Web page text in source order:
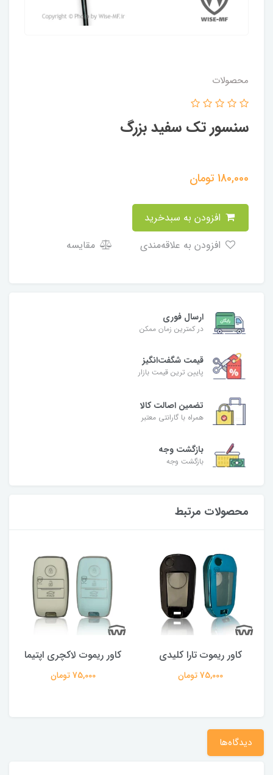
محصولات
سنسور تک سفید بزرگ
180,000تومان
مقایسه
ارسال فوری
در کمترین زمان ممکن
قیمت شگفت‌انگیز
پایین ترین قیمت بازار
تضمین اصالت کالا
همراه با گارانتی معتبر
بازگشت وجه
بازگشت وجه
محصولات مرتبط
کاور ریموت تارا کلیدی
75,000 تومان
کاور ریموت لاکچری اپتیما
75,000 تومان
دیدگاه‌ها